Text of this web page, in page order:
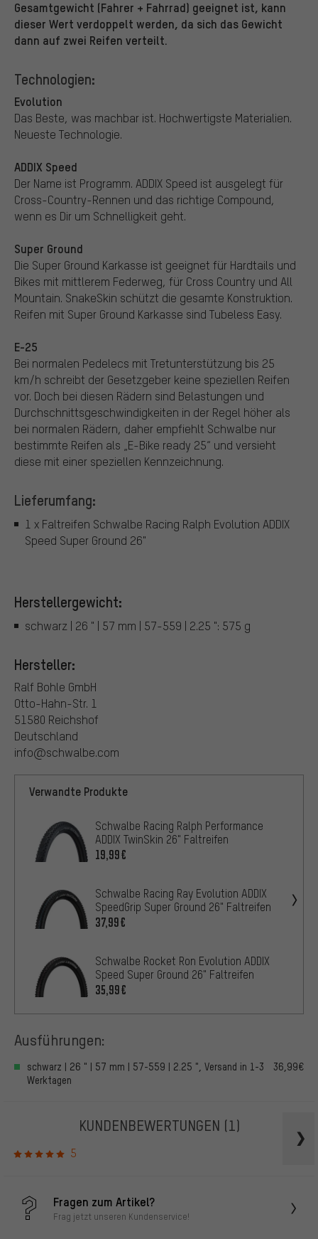
Gesamtgewicht (Fahrer + Fahrrad) geeignet ist, kann
dieser Wert verdoppelt werden, da sich das Gewicht
dann auf zwei Reifen verteilt.
Technologien:
Evolution
Das Beste, was machbar ist. Hochwertigste Materialien.
Neueste Technologie.
ADDIX Speed
Der Name ist Programm. ADDIX Speed ist ausgelegt für
Cross-Country-Rennen und das richtige Compound,
wenn es Dir um Schnelligkeit geht.
Super Ground
Die Super Ground Karkasse ist geeignet für Hardtails und
Bikes mit mittlerem Federweg, für Cross Country und All
Mountain. SnakeSkin schützt die gesamte Konstruktion.
Reifen mit Super Ground Karkasse sind Tubeless Easy.
E-25
Bei normalen Pedelecs mit Tretunterstützung bis 25
km/h schreibt der Gesetzgeber keine speziellen Reifen
vor. Doch bei diesen Rädern sind Belastungen und
Durchschnittsgeschwindigkeiten in der Regel höher als
bei normalen Rädern, daher empfiehlt Schwalbe nur
bestimmte Reifen als „E-Bike ready 25“ und versieht
diese mit einer speziellen Kennzeichnung.
Lieferumfang:
1 x Faltreifen Schwalbe Racing Ralph Evolution ADDIX
Speed Super Ground 26"
Herstellergewicht:
schwarz | 26 " | 57 mm | 57-559 | 2.25 ": 575 g
Hersteller:
Ralf Bohle GmbH
Otto-Hahn-Str. 1
51580 Reichshof
Deutschland
info@schwalbe.com
Verwandte Produkte
Schwalbe Racing Ralph Performance
ADDIX TwinSkin 26" Faltreifen
19,99€
Schwalbe Racing Ray Evolution ADDIX
SpeedGrip Super Ground 26" Faltreifen
37,99€
Schwalbe Rocket Ron Evolution ADDIX
Speed Super Ground 26" Faltreifen
35,99€
Ausführungen:
schwarz | 26 " | 57 mm | 57-559 | 2.25 ", Versand in 1-3
Werktagen
36,99€
KUNDENBEWERTUNGEN (1)
5
Fragen zum Artikel?
Frag jetzt unseren Kundenservice!